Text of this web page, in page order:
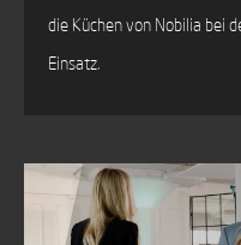
die Küchen von Nobilia bei
Einsatz.